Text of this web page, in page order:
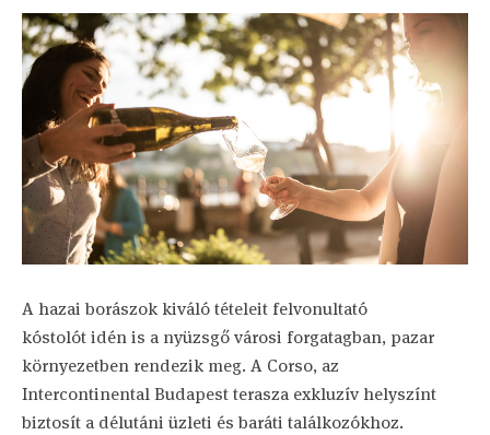
A hazai borászok kiváló tételeit felvonultató
kóstolót idén is a nyüzsgő városi forgatagban, pazar
környezetben rendezik meg. A Corso, az
Intercontinental Budapest terasza exkluzív helyszínt
biztosít a délutáni üzleti és baráti találkozókhoz.